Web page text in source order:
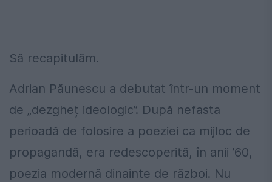
Să recapitulăm.
Adrian Păunescu a debutat într-un moment
de „dezgheț ideologic”. După nefasta
perioadă de folosire a poeziei ca mijloc de
propagandă, era redescoperită, în anii ’60,
poezia modernă dinainte de război. Nu